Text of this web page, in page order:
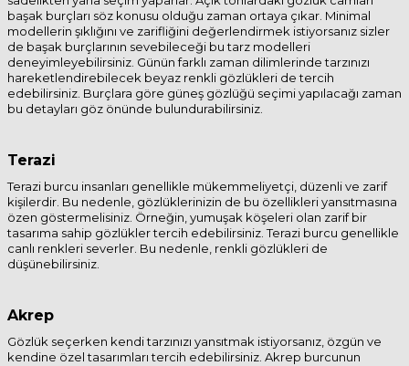
başak burçları söz konusu olduğu zaman ortaya çıkar. Minimal
modellerin şıklığını ve zarifliğini değerlendirmek istiyorsanız sizler
de başak burçlarının sevebileceği bu tarz modelleri
deneyimleyebilirsiniz. Günün farklı zaman dilimlerinde tarzınızı
hareketlendirebilecek beyaz renkli gözlükleri de tercih
edebilirsiniz. Burçlara göre güneş gözlüğü seçimi yapılacağı zaman
bu detayları göz önünde bulundurabilirsiniz.
Terazi
Terazi burcu insanları genellikle mükemmeliyetçi, düzenli ve zarif
kişilerdir. Bu nedenle, gözlüklerinizin de bu özellikleri yansıtmasına
özen göstermelisiniz. Örneğin, yumuşak köşeleri olan zarif bir
tasarıma sahip gözlükler tercih edebilirsiniz. Terazi burcu genellikle
canlı renkleri severler. Bu nedenle, renkli gözlükleri de
düşünebilirsiniz.
Akrep
Gözlük seçerken kendi tarzınızı yansıtmak istiyorsanız, özgün ve
kendine özel tasarımları tercih edebilirsiniz. Akrep burcunun